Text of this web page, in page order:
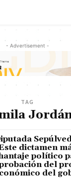
- Advertisement -
TAG
dictamen
político
del
del